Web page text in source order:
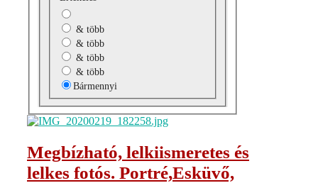
& több
& több
& több
& több
Bármennyi
Megbízható, lelkiismeretes és
lelkes fotós. Portré,Esküvő,